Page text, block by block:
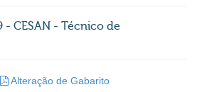
- CESAN - Técnico de
Alteração de Gabarito